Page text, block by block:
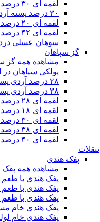
لقمه ای ۳۰ درصد پسته
۳۰ درصد پسته آردی
لقمه ای ۲۰ درصد پسته
لقمه ای ۴۲ درصد پسته
سوهان عسلی
گز سپاهان
مشاهده همه گز
پولکی سپاهان در
۲۸ درصد آردی پسته و بادام
۳۸ درصد آردی پسته و بادام
لقمه ای ۲۸ درصد مخلوط پسته و بادام
لقمه ای ۱۸ درصد مخلوط پسته و بادام
لقمه ای ۳۰ درصد پسته
لقمه ای ۳۸ درصد مخلوط پسته و بادام
لقمه ای ۴۰ درصد پسته
تنقلات
پفک هندی
مشاهده همه پفک
پفک هندی با طعم
پفک هندی با طعم
پفک هندی با
پفک هندی خام
پفک هندی خام